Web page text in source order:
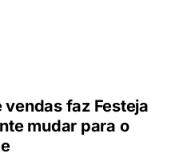
vendas faz Festeja
mudar para o